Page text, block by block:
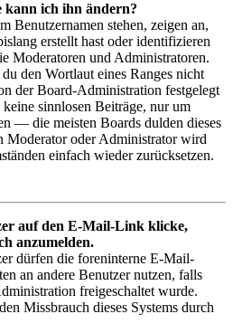
kann ich ihn ändern?
Benutzernamen stehen, zeigen an,
erstellt hast oder identifizieren
Moderatoren und Administratoren.
den Wortlaut eines Ranges nicht
der Board-Administration festgelegt
sinnlosen Beiträge, nur um
— die meisten Boards dulden dieses
Moderator oder Administrator wird
einfach wieder zurücksetzen.
auf den E-Mail-Link klicke,
anzumelden.
dürfen die foreninterne E-Mail-
an andere Benutzer nutzen, falls
freigeschaltet wurde.
Missbrauch dieses Systems durch